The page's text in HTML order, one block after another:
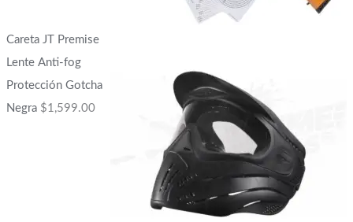
Careta JT Premise
Lente Anti-fog
Protección Gotcha
Negra $1,599.00